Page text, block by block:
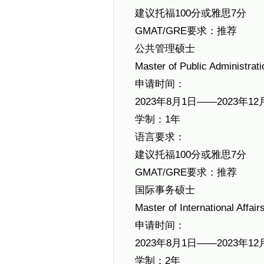
建议托福100分或雅思7分
GMAT/GRE要求：推荐
公共管理硕士
Master of Public
申请时间：
2023年8月1日——2023年12
学制：1年
语言要求：
建议托福100分或雅思7分
GMAT/GRE要求：推荐
国际事务硕士
Master of International
申请时间：
2023年8月1日——2023年12
学制：2年